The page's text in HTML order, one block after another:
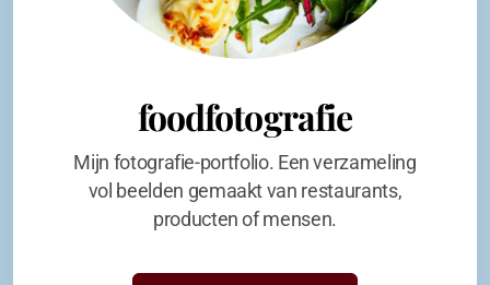
foodfotografie
Mijn fotografie-portfolio. Een verzameling
vol beelden gemaakt van restaurants,
producten of mensen.